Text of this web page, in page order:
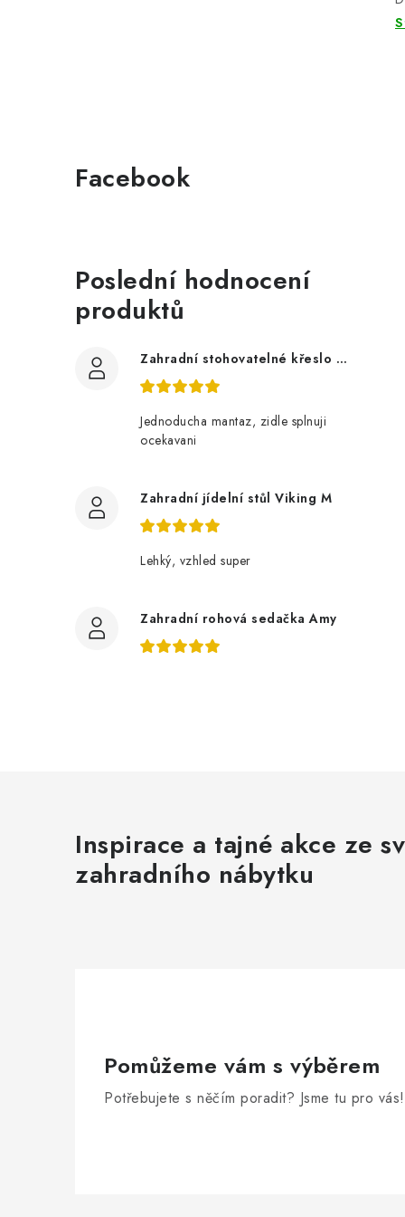
Facebook
Poslední hodnocení
produktů
Zahradní stohovatelné křeslo LUCY z akácie
Jednoducha mantaz, zidle splnuji
ocekavani
Zahradní jídelní stůl Viking M
Lehký, vzhled super
Zahradní rohová sedačka Amy
Inspirace a tajné akce ze
zahradního nábytku
Pomůžeme vám s výběrem
Potřebujete s něčím poradit? Jsme tu pro vás!